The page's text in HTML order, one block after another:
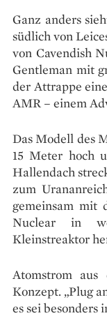
Ganz anders
südlich von
von Cavendish
Gentleman mit
der Attrappe
AMR – einem
Das Modell des
15 Meter hoch
Hallendach
zum
gemeinsam mit
Nuclear in
Kleinstreaktor
Atomstrom
Konzept. „Plug
es sei besonders